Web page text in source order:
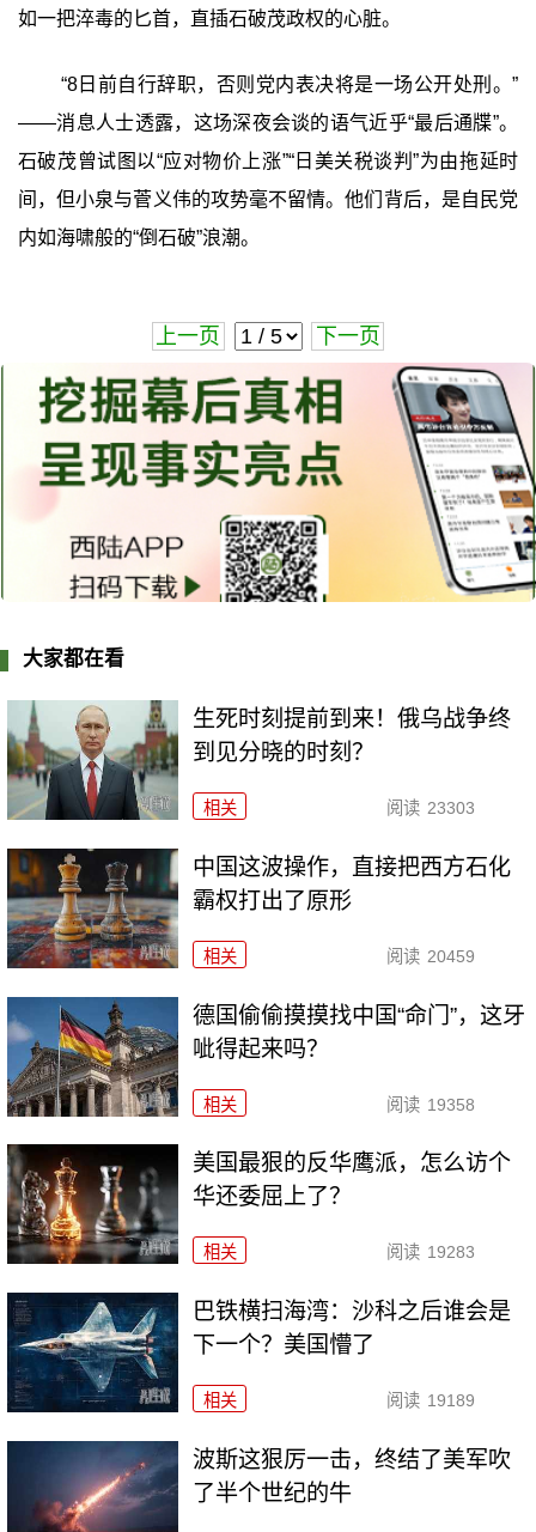
如一把淬毒的匕首，直插石破茂政权的心脏。
“8日前自行辞职，否则党内表决将是一场公开处刑。”
——消息人士透露，这场深夜会谈的语气近乎“最后通牒”。
石破茂曾试图以“应对物价上涨”“日美关税谈判”为由拖延时
间，但小泉与菅义伟的攻势毫不留情。他们背后，是自民党
内如海啸般的“倒石破”浪潮。
上一页 下一页
大家都在看
生死时刻提前到来！俄乌战争终
到见分晓的时刻？
相关 阅读 23303
中国这波操作，直接把西方石化
霸权打出了原形
相关 阅读 20459
德国偷偷摸摸找中国“命门”，这牙
呲得起来吗？
相关 阅读 19358
美国最狠的反华鹰派，怎么访个
华还委屈上了？
相关 阅读 19283
巴铁横扫海湾：沙科之后谁会是
下一个？美国懵了
相关 阅读 19189
波斯这狠厉一击，终结了美军吹
了半个世纪的牛